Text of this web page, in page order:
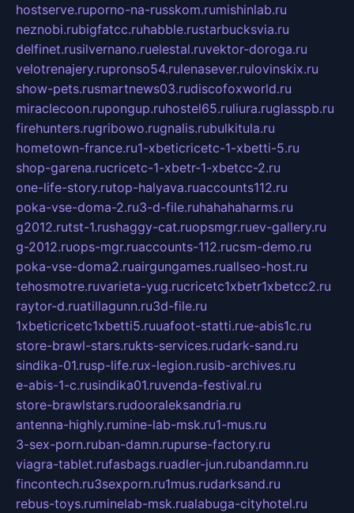
hostserve.ruporno-na-russkom.rumishinlab.ru
neznobi.rubigfatcc.ruhabble.rustarbucksvia.ru
delfinet.rusilvernano.ruelestal.ruvektor-doroga.ru
velotrenajery.rupronso54.rulenasever.rulovinskix.ru
show-pets.rusmartnews03.rudiscofoxworld.ru
miraclecoon.rupongup.ruhostel65.ruliura.ruglasspb.ru
firehunters.rugribowo.rugnalis.rubulkitula.ru
hometown-france.ru1-xbeticricetc-1-xbetti-5.ru
shop-garena.rucricetc-1-xbetr-1-xbetcc-2.ru
one-life-story.rutop-halyava.ruaccounts112.ru
poka-vse-doma-2.ru3-d-file.ruhahahaharms.ru
g2012.rutst-1.rushaggy-cat.ruopsmgr.ruev-gallery.ru
g-2012.ruops-mgr.ruaccounts-112.rucsm-demo.ru
poka-vse-doma2.ruairgungames.ruallseo-host.ru
tehosmotre.ruvarieta-yug.rucricetc1xbetr1xbetcc2.ru
raytor-d.ruatillagunn.ru3d-file.ru
1xbeticricetc1xbetti5.ruuafoot-statti.rue-abis1c.ru
store-brawl-stars.rukts-services.rudark-sand.ru
sindika-01.rusp-life.rux-legion.rusib-archives.ru
e-abis-1-c.rusindika01.ruvenda-festival.ru
store-brawlstars.rudooraleksandria.ru
antenna-highly.rumine-lab-msk.ru1-mus.ru
3-sex-porn.ruban-damn.rupurse-factory.ru
viagra-tablet.rufasbags.ruadler-jun.rubandamn.ru
fincontech.ru3sexporn.ru1mus.rudarksand.ru
rebus-toys.ruminelab-msk.rualabuga-cityhotel.ru